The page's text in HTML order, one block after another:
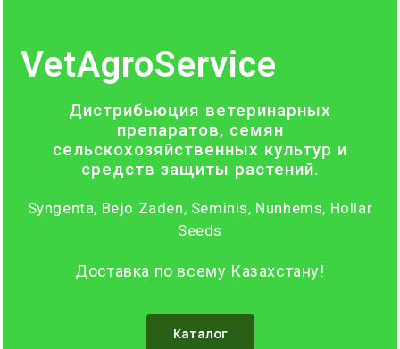
VetAgroService
Дистрибьюция ветеринарных
препаратов, семян
сельскохозяйственных культур и
средств защиты растений.
Syngenta, Bejo Zaden, Seminis, Nunhems, Hollar
Seeds
Доставка по всему Казахстану!
Каталог